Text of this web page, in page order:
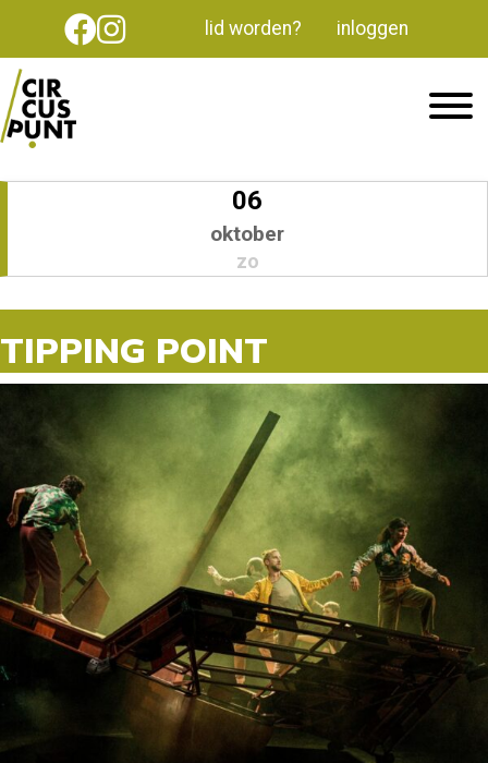
lid worden? inloggen
06
oktober
zo
TIPPING POINT